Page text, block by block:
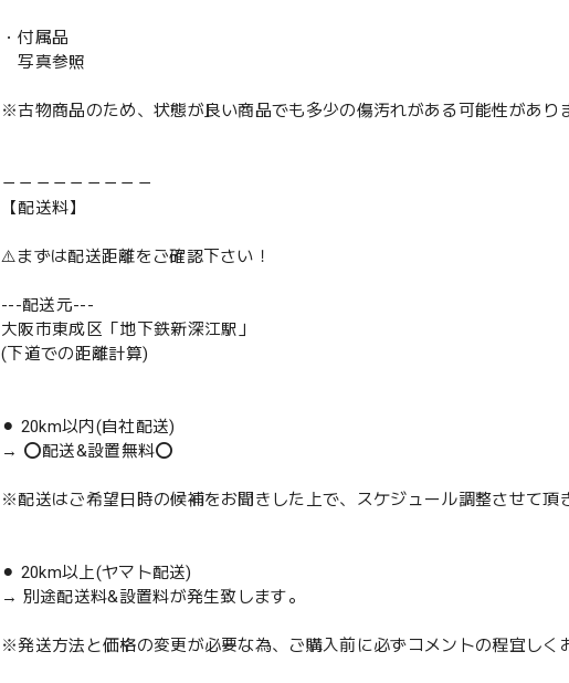
・付属品
写真参照
※古物商品のため、状態が良い商品でも多少の傷汚れがある可能性があり
－－－－－－－－－
【配送料】
⚠️まずは配送距離をご確認下さい！
---配送元---
大阪市東成区「地下鉄新深江駅」
(下道での距離計算)
⚫︎ 20km以内(自社配送)
→ ⭕️配送&設置無料⭕️
※配送はご希望日時の候補をお聞きした上で、スケジュール調整させて頂
⚫︎ 20km以上(ヤマト配送)
→ 別途配送料&設置料が発生致します。
※発送方法と価格の変更が必要な為、ご購入前に必ずコメントの程宜しく